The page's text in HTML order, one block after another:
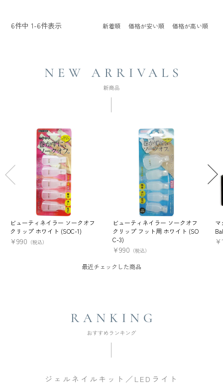
新着順 価格が安い順 価格が高い順
6件中 1-6件表示
ビューティネイラー ソークオフ
クリップ ホワイト (SOC-1)
¥990 （税込）
ビューティネイラー ソークオフ
クリップ フット用 ホワイト (SO
C-3)
¥990 （税込）
マ
¥
最近チェックした商品
ジェルネイルキット／LEDライト